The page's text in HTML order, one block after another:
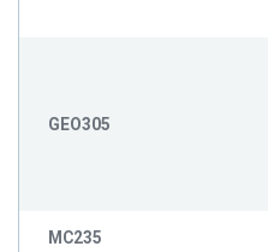
GEO305
MC235